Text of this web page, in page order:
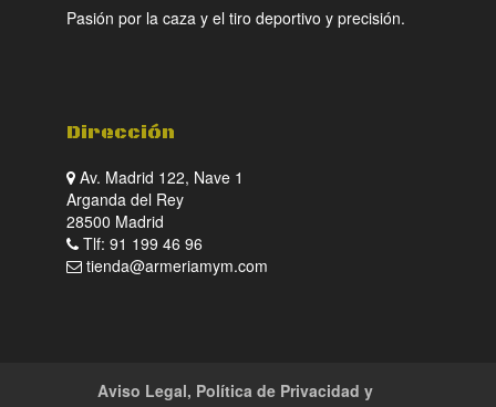
Pasión por la caza y el tiro deportivo y precisión.
Dirección
Av. Madrid 122, Nave 1
Arganda del Rey
28500 Madrid
Tlf: 91 199 46 96
tienda@armeriamym.com
Aviso Legal, Política de Privacidad y